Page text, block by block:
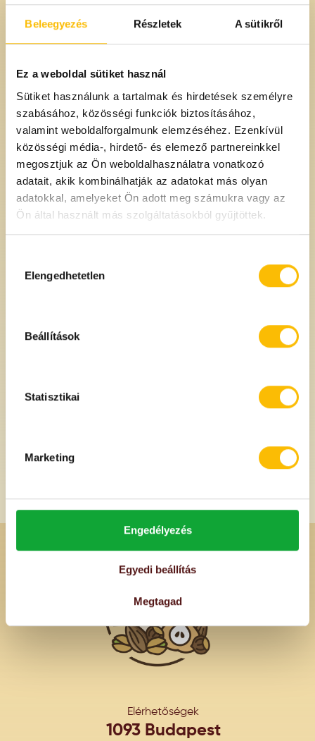
Beleegyezés Részletek A sütikről
Ez a weboldal sütiket használ
Sütiket használunk a tartalmak és hirdetések személyre
szabásához, közösségi funkciók biztosításához,
valamint weboldalforgalmunk elemzéséhez. Ezenkívül
közösségi média-, hirdető- és elemező partnereinkkel
megosztjuk az Ön weboldalhasználatra vonatkozó
adatait, akik kombinálhatják az adatokat más olyan
adatokkal, amelyeket Ön adott meg számukra vagy az
Ön által használt más szolgáltatásokból gyűjtöttek.
kiválasztása
Elengedhetetlen
Beállítások
Statisztikai
Marketing
Engedélyezés
Egyedi beállítás
Megtagad
Spagetti durumtészta
Gyermelyi Vita Pasta 500 g
Egységár: 1380 Ft/kg
4 tojásos cérnametélt
Gyermelyi 500 g
790 Ft /db
Elérhetőségek
1093 Budapest